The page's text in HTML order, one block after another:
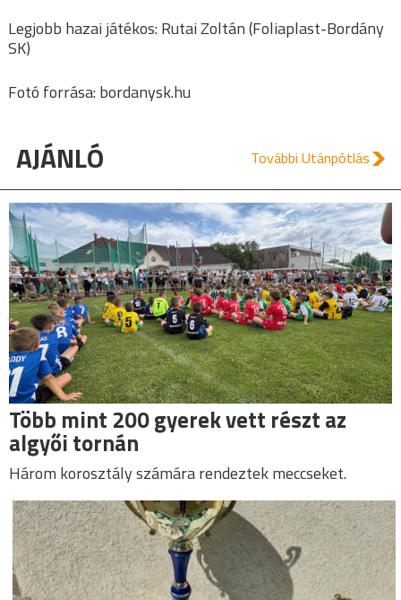
Legjobb hazai játékos: Rutai Zoltán (Foliaplast-Bordány
SK)
Fotó forrása: bordanysk.hu
AJÁNLÓ További Utánpótlás
Több mint 200 gyerek vett részt az
algyői tornán
Három korosztály számára rendeztek meccseket.